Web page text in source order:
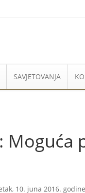
SAVJETOVANJA
10. juna 2016.